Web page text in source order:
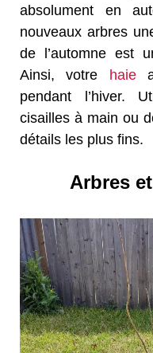
absolument en
nouveaux arbres
de l’automne est
Ainsi, votre haie
pendant l’hiver.
cisailles à main ou
détails les plus fins.
Arbres